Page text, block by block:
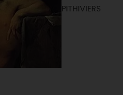
PITHIVIERS